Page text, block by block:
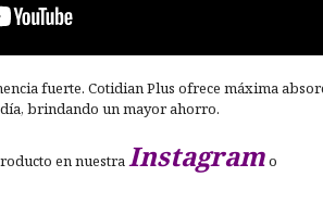
fuerte. Cotidian Plus ofrece máxima
brindando un mayor ahorro.
en nuestraInstagramo